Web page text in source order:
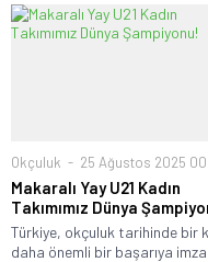
Okçuluk 25 Ağustos 2025
Makaralı Yay U21 Kadın
Takımımız Dünya
Türkiye, okçuluk tarihinde bir
daha önemli bir başarıya